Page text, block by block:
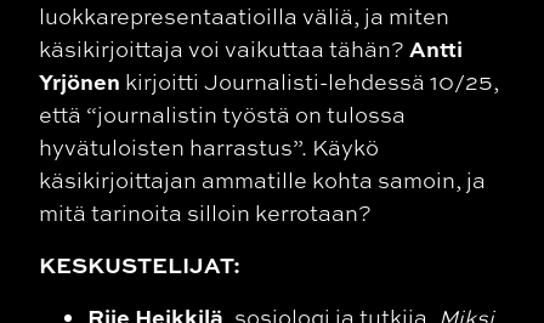
luokkarepresentaatioilla väliä, ja miten
käsikirjoittaja voi vaikuttaa tähän? Antti
Yrjönen kirjoitti Journalisti-lehdessä 10/25,
että “journalistin työstä on tulossa
hyvätuloisten harrastus”. Käykö
käsikirjoittajan ammatille kohta samoin, ja
mitä tarinoita silloin kerrotaan?
KESKUSTELIJAT:
, sosiologi ja tutkija, Miksi